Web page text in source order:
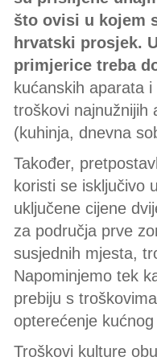
što ovisi u kojem
hrvatski prosjek.
primjerice treba
kućanskih aparata
troškovi najnužnijih
(kuhinja, dnevna
Također,
koristi se isključivo
uključene cijene
za područja prve
susjednih mjesta,
Napominjemo tek
prebiju s
opterećenje
Troškovi kulture